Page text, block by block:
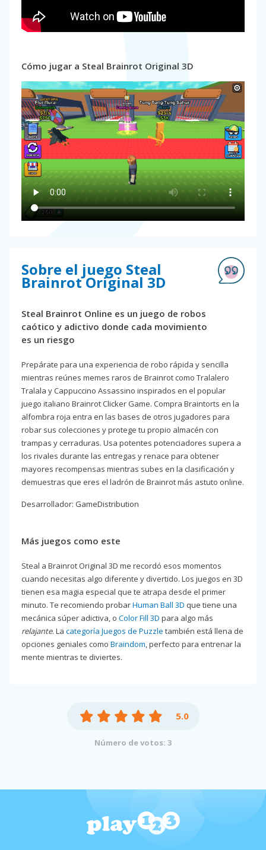
Cómo jugar a Steal Brainrot Original 3D
Sobre el juego Steal
Brainrot Original 3D
Steal Brainrot Online es un juego de robos
caótico y adictivo donde cada movimiento
es un riesgo
Prepárate para una experiencia de robo rápida y sencilla
mientras reúnes memes raros de Brainrot como Tralalero
Tralala y Cappuccino Assassino inspirados en el popular
juego italiano Brainrot Clicker Game. Compra Braintorts en la
alfombra roja entra en las bases de otros jugadores para
robar sus colecciones y protege tu propio almacén con
trampas y cerraduras. Usa potentes potenciadores supera a
los rivales durante las entregas y renace para obtener
mayores recompensas mientras subes en la clasificación y
demuestras que eres el ladrón de Brainrot más astuto online.
Desarrollador: GameDistribution
Más juegos como este
Steal a Brainrot Original 3D me recordó esos momentos
cuando necesitas algo diferente y divertido. Los juegos en 3D
tienen esa magia especial que te atrapa desde el primer
minuto. Te recomiendo probarHuman Ball 3D que tiene una
mecánica súper adictiva, o Color Fill 3D para algo más
relajante. La categoría Juegos de Puzzle también está llena de
opciones geniales como Braindom, perfecto para entrenar la
mente mientras te diviertes.
5.0
Número de votos: 3